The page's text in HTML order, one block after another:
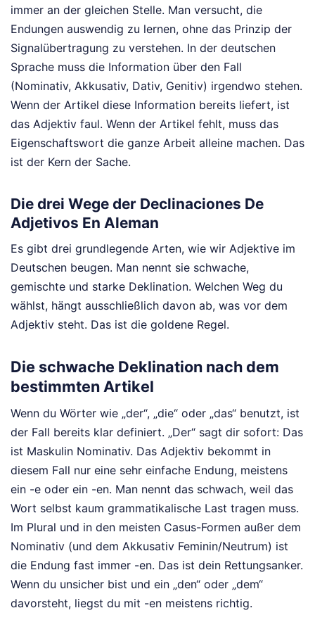
immer an der gleichen Stelle. Man versucht, die
Endungen auswendig zu lernen, ohne das Prinzip der
Signalübertragung zu verstehen. In der deutschen
Sprache muss die Information über den Fall
(Nominativ, Akkusativ, Dativ, Genitiv) irgendwo stehen.
Wenn der Artikel diese Information bereits liefert, ist
das Adjektiv faul. Wenn der Artikel fehlt, muss das
Eigenschaftswort die ganze Arbeit alleine machen. Das
ist der Kern der Sache.
Die drei Wege der Declinaciones De
Adjetivos En Aleman
Es gibt drei grundlegende Arten, wie wir Adjektive im
Deutschen beugen. Man nennt sie schwache,
gemischte und starke Deklination. Welchen Weg du
wählst, hängt ausschließlich davon ab, was vor dem
Adjektiv steht. Das ist die goldene Regel.
Die schwache Deklination nach dem
bestimmten Artikel
Wenn du Wörter wie „der“, „die“ oder „das“ benutzt, ist
der Fall bereits klar definiert. „Der“ sagt dir sofort: Das
ist Maskulin Nominativ. Das Adjektiv bekommt in
diesem Fall nur eine sehr einfache Endung, meistens
ein -e oder ein -en. Man nennt das schwach, weil das
Wort selbst kaum grammatikalische Last tragen muss.
Im Plural und in den meisten Casus-Formen außer dem
Nominativ (und dem Akkusativ Feminin/Neutrum) ist
die Endung fast immer -en. Das ist dein Rettungsanker.
Wenn du unsicher bist und ein „den“ oder „dem“
davorsteht, liegst du mit -en meistens richtig.